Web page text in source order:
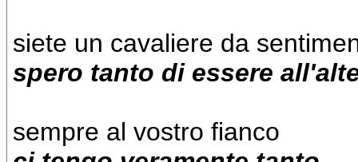
siete un cavaliere da
spero tanto di essere
sempre al vostro fianco